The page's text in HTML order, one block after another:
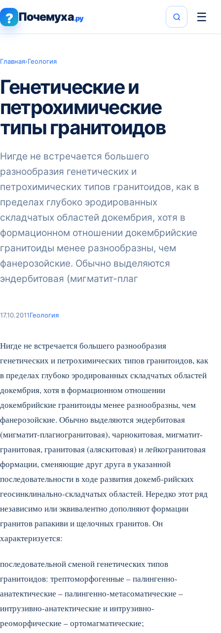
? Почемуха.ру ☰
Главная›Геология
Генетические и
петрохимические
типы гранитоидов
Нигде не встречается большего
разнообразия генетических и
петрохимических типов гранитоидов, как в
пределах глубоко эродированных
складчатых областей докембрия, хотя в
формационном отношении докембрийские
гранитоиды менее разнообразны, чем
фанерозойские. Обычно выделяются
эндербитовая (мигматит-плаг
17.10.2011Геология
Нигде не встречается большего разнообразия
генетических и петрохимических типов гранитоидов, как
в пределах глубоко эродированных складчатых областей
докембрия, хотя в формационном отношении
докембрийские гранитоиды менее разнообразны, чем
фанерозойские. Обычно выделяются эндербитовая
(мигматит-плагиогранитовая), чарнокитовая, мигматит-
гранитовая, гранитовая (аляскитовая) и лейкогранитовая
формации, сменяющие друг друга в указанной
последовательности в ходе развития докемб-рийских
геосинклинально-складчатых областей. Нередко этот ряд
независимо или эквивалентно дополняют формации
гранитов рапакиви и щелочных гранитов. Он
характеризуется:
последовательной сменой генетических типов
гранитоидов: трептоморфогенные – палингенно-
анатектические – палингенно-метасоматические –
интрузивно-анатектические и интрузивно-
реоморфические – ортомагматические;